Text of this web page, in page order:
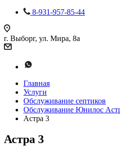
8-931-957-85-44
г. Выборг, ул. Мира, 8а
Главная
Услуги
Обслуживание септиков
Обслуживание Юнилос
Астра 3
Астра 3